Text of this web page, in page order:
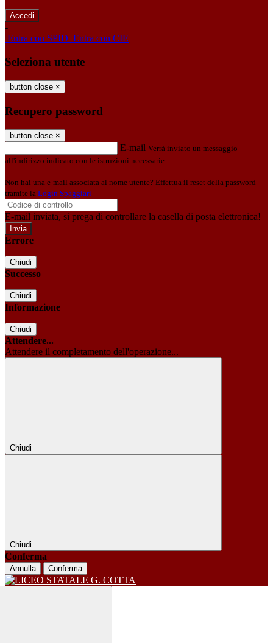
-
Entra con SPID Entra con CIE
Seleziona utente
button close ×
Recupero password
button close ×
E-mail Verrà inviato un messaggio
all'indirizzo indicato con le istruzioni necessarie.
Non hai una e-mail associata al nome utente? Effettua il reset della password
tramite la Login Spaggiari
E-mail inviata, si prega di controllare la casella di posta elettronica!
Errore
Chiudi
Successo
Chiudi
Informazione
Chiudi
Attendere...
Attendere il completamento dell'operazione...
Chiudi
Chiudi
Conferma
Annulla Conferma